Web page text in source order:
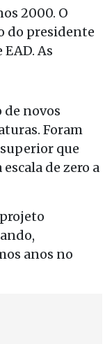
2000. O
do presidente
As
de novos
Foram
que
de zero a
anos no